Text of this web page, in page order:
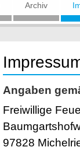
Archiv
Angaben
Freiwillige
97828